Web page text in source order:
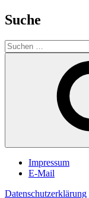
Suche
Suchen
nach:
Impressum
E-Mail
Datenschutzerklärung